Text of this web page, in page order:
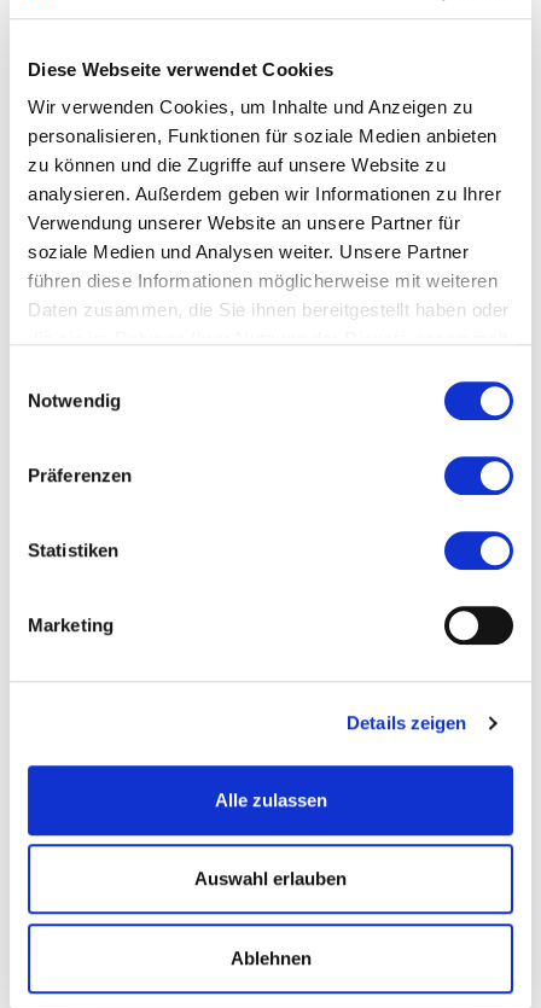
Diese Webseite verwendet Cookies
Wir verwenden Cookies, um Inhalte und Anzeigen zu
personalisieren, Funktionen für soziale Medien anbieten
zu können und die Zugriffe auf unsere Website zu
analysieren. Außerdem geben wir Informationen zu Ihrer
Verwendung unserer Website an unsere Partner für
soziale Medien und Analysen weiter. Unsere Partner
führen diese Informationen möglicherweise mit weiteren
Daten zusammen, die Sie ihnen bereitgestellt haben oder
Notwendig
Präferenzen
Statistiken
Marketing
Details zeigen
Alle zulassen
Auswahl erlauben
Ablehnen
Details
09.09.2026, 19:00 Uhr — 21:00 Uhr in Hattersheim
am Main
Veranstaltungstyp:Event